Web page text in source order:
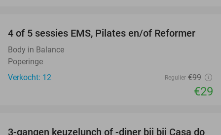
71%
4 of 5 sessies EMS, Pilates en/of Reformer
Body in Balance
Poperinge
Verkocht: 12
Regulier €99
€29
3-gangen keuzelunch of -diner bij bij Casa do